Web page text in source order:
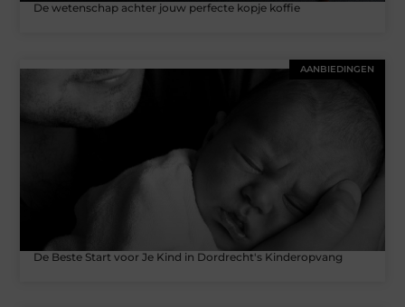
De wetenschap achter jouw perfecte kopje koffie
AANBIEDINGEN
De Beste Start voor Je Kind in Dordrecht's Kinderopvang